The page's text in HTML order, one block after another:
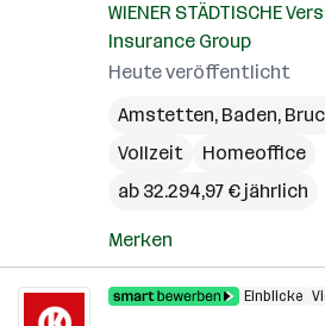
WIENER STÄDTISCHE
Insurance Group
Heute veröffentlicht
Amstetten, Baden,
Vollzeit
Homeoffice
ab 32.294,97 € jährlich
Merken
Einblicke